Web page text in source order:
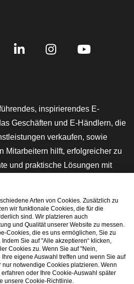
inspirierendes E-
Geschäften und E-Händlern, die
verkaufen, sowie
Mitarbeitern hilft, erfolgreicher zu
und praktische Lösungen mit
und Beratung,
und verfügen über
die Thuiswinkel e-
Arten von Cookies. Zusätzlich zu
wir funktionale Cookies, die für die
sind. Wir platzieren auch
und Qualität unserer Website zu messen.
Cookies, die es uns ermöglichen, Sie zu
Sie auf "Alle akzeptieren“ klicken,
Cookies zu. Wenn Sie auf "Nein,
eigene Auswahl treffen und wenn Sie auf
nur notwendige Cookies platzieren. Wenn
oder Ihre Cookie-Auswahl später
unsere Cookie-Richtlinie.